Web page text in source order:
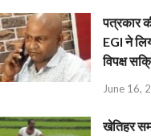
पत्रकार
EGI ने
विपक्ष
June 16,
खेतिहर